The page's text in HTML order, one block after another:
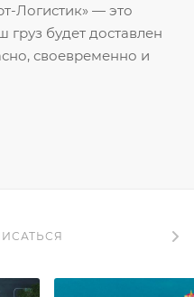
Логистик» — это
груз будет доставлен
своевременно и